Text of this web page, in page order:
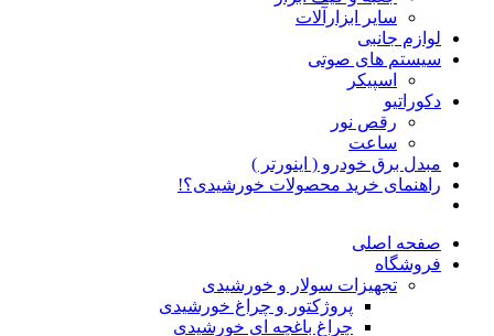
سایر ابزارآلات
لوازم جانبی
سیستم های صوتی
اسپیکر
دکوراتیو
رقص نور
ساعت
مبدل برق خودرو ( اینورتر )
راهنمای خرید محصولات خورشیدی؟!
صفحه اصلی
فروشگاه
تجهیزات سولار و خورشیدی
پروژکتور و چراغ خورشیدی
چراغ باغچه ای خورشیدی